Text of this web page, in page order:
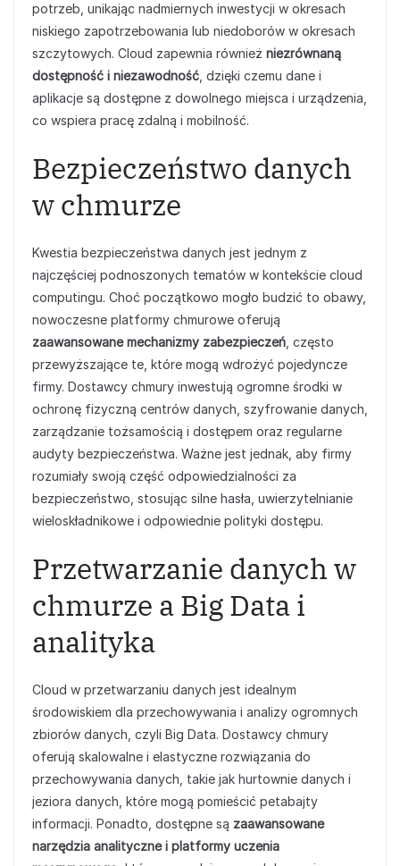
potrzeb, unikając nadmiernych inwestycji w okresach
niskiego zapotrzebowania lub niedoborów w okresach
szczytowych. Cloud zapewnia również niezrównaną
dostępność i niezawodność , dzięki czemu dane i
aplikacje są dostępne z dowolnego miejsca i urządzenia,
co wspiera pracę zdalną i mobilność.
Bezpieczeństwo danych
w chmurze
Kwestia bezpieczeństwa danych jest jednym z
najczęściej podnoszonych tematów w kontekście cloud
computingu. Choć początkowo mogło budzić to obawy,
nowoczesne platformy chmurowe oferują
zaawansowane mechanizmy zabezpieczeń , często
przewyższające te, które mogą wdrożyć pojedyncze
firmy. Dostawcy chmury inwestują ogromne środki w
ochronę fizyczną centrów danych, szyfrowanie danych,
zarządzanie tożsamością i dostępem oraz regularne
audyty bezpieczeństwa. Ważne jest jednak, aby firmy
rozumiały swoją część odpowiedzialności za
bezpieczeństwo, stosując silne hasła, uwierzytelnianie
wieloskładnikowe i odpowiednie polityki dostępu.
Przetwarzanie danych w
chmurze a Big Data i
analityka
Cloud w przetwarzaniu danych jest idealnym
środowiskiem dla przechowywania i analizy ogromnych
zbiorów danych, czyli Big Data. Dostawcy chmury
oferują skalowalne i elastyczne rozwiązania do
przechowywania danych, takie jak hurtownie danych i
jeziora danych, które mogą pomieścić petabajty
informacji. Ponadto, dostępne są zaawansowane
narzędzia analityczne i platformy uczenia